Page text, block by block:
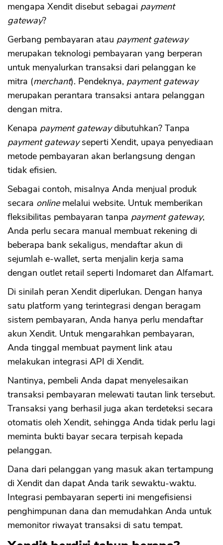
mengapa Xendit disebut sebagai payment
gateway?
Gerbang pembayaran atau payment gateway
merupakan teknologi pembayaran yang berperan
untuk menyalurkan transaksi dari pelanggan ke
mitra (merchant). Pendeknya, payment gateway
merupakan perantara transaksi antara pelanggan
dengan mitra.
Kenapa payment gatewaydibutuhkan? Tanpa
payment gatewayseperti Xendit, upaya penyediaan
metode pembayaran akan berlangsung dengan
tidak efisien.
Sebagai contoh, misalnya Anda menjual produk
secara onlinemelalui website. Untuk memberikan
fleksibilitas pembayaran tanpa payment gateway,
Anda perlu secara manual membuat rekening di
beberapa bank sekaligus, mendaftar akun di
sejumlah e-wallet, serta menjalin kerja sama
dengan outlet retail seperti Indomaret dan Alfamart.
Di sinilah peran Xendit diperlukan. Dengan hanya
satu platform yang terintegrasi dengan beragam
sistem pembayaran, Anda hanya perlu mendaftar
akun Xendit. Untuk mengarahkan pembayaran,
Anda tinggal membuat payment link atau
melakukan integrasi API di Xendit.
Nantinya, pembeli Anda dapat menyelesaikan
transaksi pembayaran melewati tautan link tersebut.
Transaksi yang berhasil juga akan terdeteksi secara
otomatis oleh Xendit, sehingga Anda tidak perlu lagi
meminta bukti bayar secara terpisah kepada
pelanggan.
Dana dari pelanggan yang masuk akan tertampung
di Xendit dan dapat Anda tarik sewaktu-waktu.
Integrasi pembayaran seperti ini mengefisiensi
penghimpunan dana dan memudahkan Anda untuk
memonitor riwayat transaksi di satu tempat.